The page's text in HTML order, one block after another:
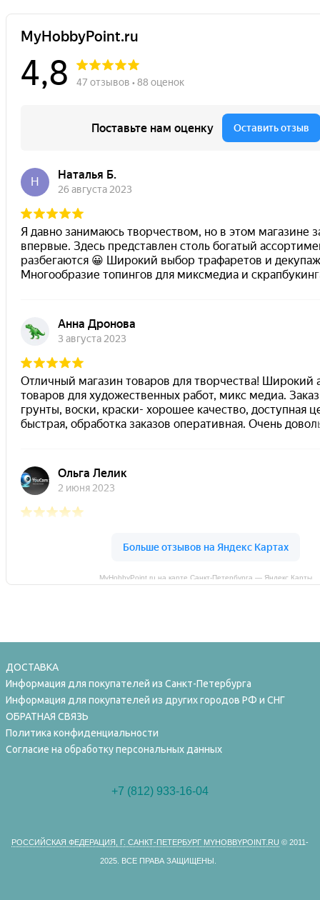
MyHobbyPoint.ru на карте Санкт‑Петербурга — Яндекс Карты
ДОСТАВКА
Информация для покупателей из Санкт-Петербурга
Информация для покупателей из других городов РФ и СНГ
ОБРАТНАЯ СВЯЗЬ
Политика конфиденциальности
Согласие на обработку персональных данных
+7 (812) 933-16-04
РОССИЙСКАЯ ФЕДЕРАЦИЯ, Г. САНКТ-ПЕТЕРБУРГ MYHOBBYPOINT.RU © 2011-
2025. ВСЕ ПРАВА ЗАЩИЩЕНЫ.